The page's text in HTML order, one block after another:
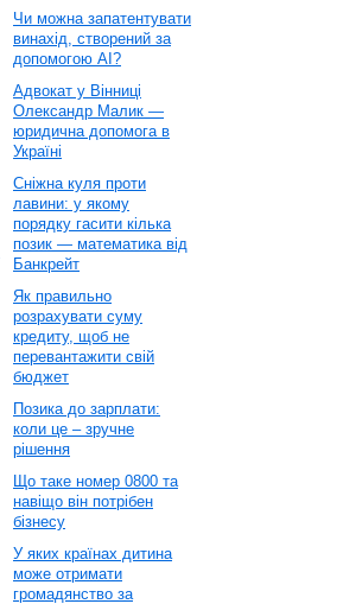
Чи можна запатентувати
винахід, створений за
допомогою AI?
Адвокат у Вінниці
Олександр Малик —
юридична допомога в
Україні
Сніжна куля проти
лавини: у якому
порядку гасити кілька
позик — математика від
Банкрейт
Як правильно
розрахувати суму
кредиту, щоб не
перевантажити свій
бюджет
Позика до зарплати:
коли це – зручне
рішення
Що таке номер 0800 та
навіщо він потрібен
бізнесу
У яких країнах дитина
може отримати
громадянство за